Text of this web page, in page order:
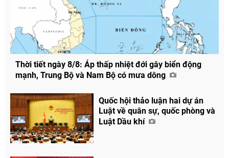
Chia sẻ
Thời tiết ngày 8/8: Áp thấp nhiệt đới gây biển động
mạnh, Trung Bộ và Nam Bộ có mưa dông
Quốc hội thảo luận hai dự án
Luật về quân sự, quốc phòng và
Luật Dầu khí